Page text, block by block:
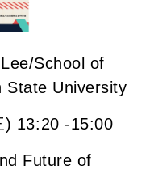
School of
State University
) 13:20 -15:00
Future of